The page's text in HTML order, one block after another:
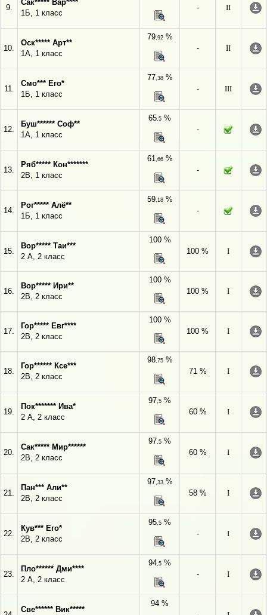
9.
Сак***** Вар****
1Б, 1 класс
-
II
10.
Оск***** Арт**
1А, 1 класс
79,92%
-
II
11.
Смо*** Его*
1Б, 1 класс
77,38%
-
III
12.
Буш****** Соф**
1А, 1 класс
65,5 %
-
13.
Ряб***** Кон*******
2В, 1 класс
61,66%
-
14.
Рог***** Алё**
1Б, 1 класс
59,18%
-
15.
Вор***** Таи***
2 А, 2 класс
100 %
100 %
I
16.
Вор***** Ири**
2В, 2 класс
100 %
100 %
I
17.
Гор***** Евг****
2В, 2 класс
100 %
100 %
I
18.
Гор****** Ксе***
2В, 2 класс
98,75%
71 %
I
19.
Пок******* Ива*
2 А, 2 класс
97,5 %
60 %
I
20.
Сак***** Мир******
2В, 2 класс
97,5 %
60 %
I
21.
Пан*** Али**
2В, 2 класс
97,33%
58 %
I
22.
Кув*** Его*
2В, 2 класс
95,5 %
-
I
23.
Пло****** Дми****
2 А, 2 класс
94,5 %
-
I
Све****** Вик*****
94 %